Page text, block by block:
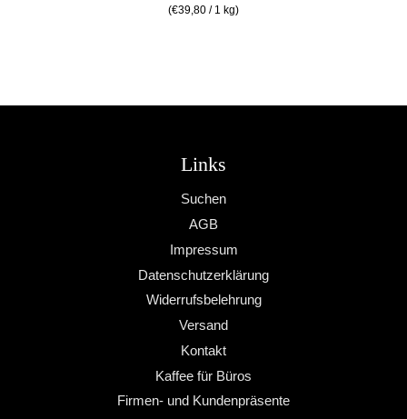
(€39,80 / 1 kg)
Links
Suchen
AGB
Impressum
Datenschutzerklärung
Widerrufsbelehrung
Versand
Kontakt
Kaffee für Büros
Firmen- und Kundenpräsente